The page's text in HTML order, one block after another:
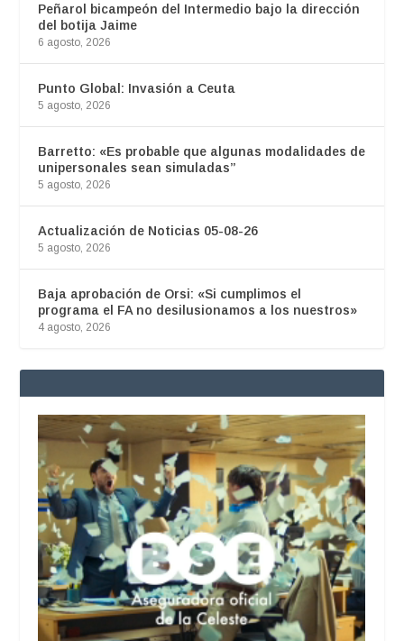
Peñarol bicampeón del Intermedio bajo la dirección
del botija Jaime
6 agosto, 2026
Punto Global: Invasión a Ceuta
5 agosto, 2026
Barretto: «Es probable que algunas modalidades de
unipersonales sean simuladas”
5 agosto, 2026
Actualización de Noticias 05-08-26
5 agosto, 2026
Baja aprobación de Orsi: «Si cumplimos el
programa el FA no desilusionamos a los nuestros»
4 agosto, 2026